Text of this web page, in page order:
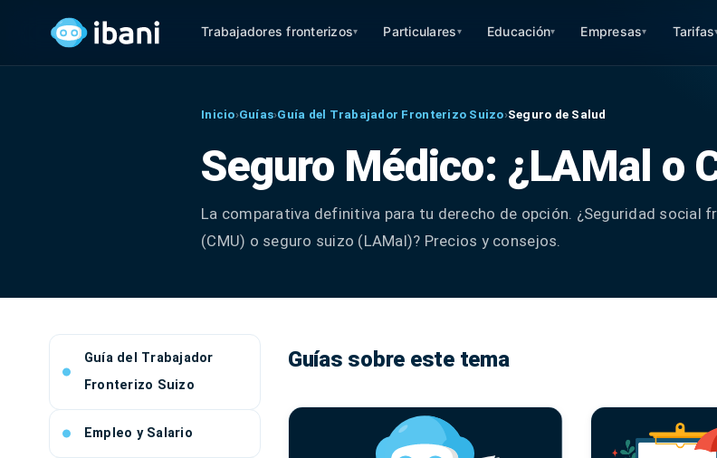
Trabajadores fronterizos▾ Particulares▾ Educación▾ Empresas▾ Tarifas
Inicio›Guías›Guía del Trabajador Fronterizo Suizo›Seguro de Salud
Seguro Médico: ¿LAMal o
La comparativa definitiva para tu derecho de opción. ¿Seguridad social
(CMU) o seguro suizo (LAMal)? Precios y consejos.
Guía del Trabajador
Fronterizo Suizo
Empleo y Salario
Guías sobre este tema